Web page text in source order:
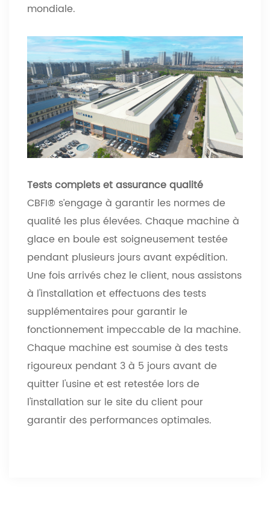
mondiale.
Tests complets et assurance qualité
CBFI® s’engage à garantir les normes de
qualité les plus élevées. Chaque machine à
glace en boule est soigneusement testée
pendant plusieurs jours avant expédition.
Une fois arrivés chez le client, nous assistons
à l'installation et effectuons des tests
supplémentaires pour garantir le
fonctionnement impeccable de la machine.
Chaque machine est soumise à des tests
rigoureux pendant 3 à 5 jours avant de
quitter l'usine et est retestée lors de
l'installation sur le site du client pour
garantir des performances optimales.